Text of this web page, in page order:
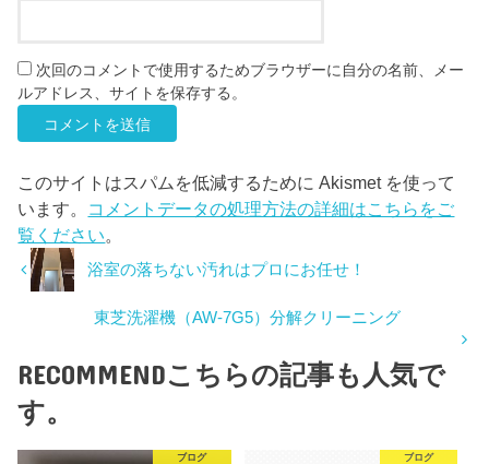
次回のコメントで使用するためブラウザーに自分の名前、メー
ルアドレス、サイトを保存する。
このサイトはスパムを低減するために Akismet を使って
います。 コメントデータの処理方法の詳細はこちらをご
覧ください
浴室の落ちない汚れはプロにお任せ！
東芝洗濯機（AW-7G5）分解クリーニング
RECOMMENDこちらの記事も人気で
す。
ブログ ブログ